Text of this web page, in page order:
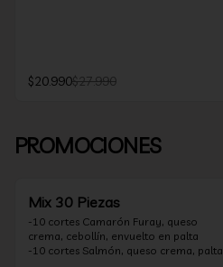
$20.990$27.990
PROMOCIONES
Mix 30 Piezas
-10 cortes Camarón Furay, queso
crema, cebollín, envuelto en palta
-10 cortes Salmón, queso crema, palta,